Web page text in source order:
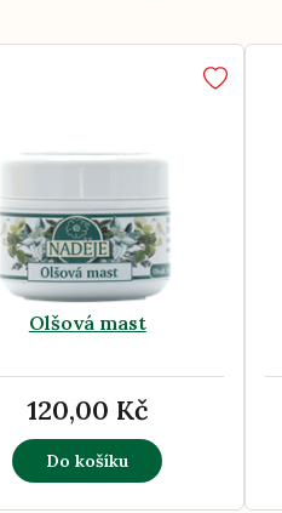
Olšová mast
120,00 Kč
Do košíku